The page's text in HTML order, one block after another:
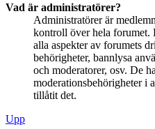
Vad är administratörer?
Administratörer är
kontroll över hela forumet.
alla aspekter av forumets
behörigheter, bannlysa
och moderatorer, osv. De
moderationsbehörigheter i
tillåtit det.
Upp